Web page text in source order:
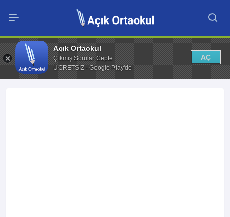
Açık Ortaokul
Çıkmış Sorular Cepte
ÜCRETSİZ - Google Play'de
AÇ